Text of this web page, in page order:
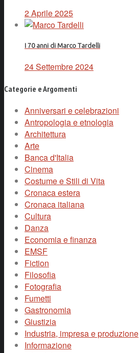
2 Aprile 2025
I 70 anni di Marco Tardelli
24 Settembre 2024
Categorie e Argomenti
Anniversari e celebrazioni
Antropologia e etnologia
Architettura
Arte
Banca d'Italia
Cinema
Costume e Stili di Vita
Cronaca estera
Cronaca italiana
Cultura
Danza
Economia e finanza
EMSF
Fiction
Filosofia
Fotografia
Fumetti
Gastronomia
Giustizia
Industria, impresa e produzione
Informazione